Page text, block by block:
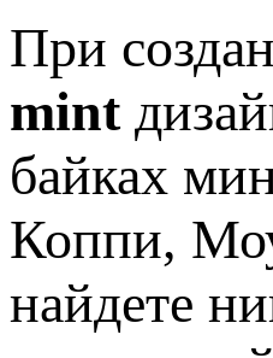
При
mint
байках
Коппи,
найдете